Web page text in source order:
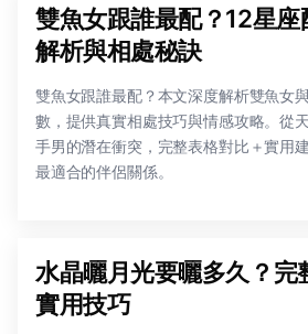
雙魚女跟誰最配？12星
解析與相處秘訣
雙魚女跟誰最配？本文深度解析雙魚女
數，提供真實相處技巧與情感攻略。從
手男的潛在衝突，完整表格對比＋實用
最適合的伴侶關係。
水晶曬月光要曬多久？完
實用技巧